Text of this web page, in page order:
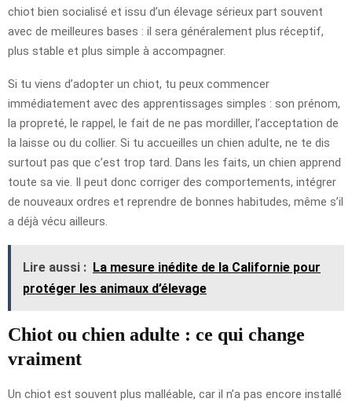
chiot bien socialisé et issu d’un élevage sérieux part souvent
avec de meilleures bases : il sera généralement plus réceptif,
plus stable et plus simple à accompagner.
Si tu viens d’adopter un chiot, tu peux commencer
immédiatement avec des apprentissages simples : son prénom,
la propreté, le rappel, le fait de ne pas mordiller, l’acceptation de
la laisse ou du collier. Si tu accueilles un chien adulte, ne te dis
surtout pas que c’est trop tard. Dans les faits, un chien apprend
toute sa vie. Il peut donc corriger des comportements, intégrer
de nouveaux ordres et reprendre de bonnes habitudes, même s’il
a déjà vécu ailleurs.
Lire aussi : La mesure inédite de la Californie pour
protéger les animaux d’élevage
Chiot ou chien adulte : ce qui change
vraiment
Un chiot est souvent plus malléable, car il n’a pas encore installé